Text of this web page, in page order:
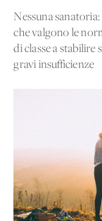
Nessuna
che valgono le
di classe a stabilire
gravi insufficienze